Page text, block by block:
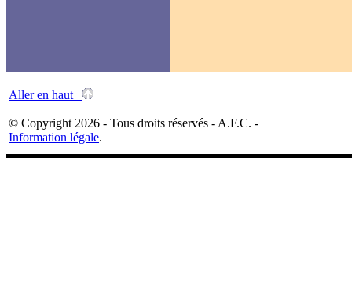
Aller en haut
© Copyright 2026 - Tous droits réservés - A.F.C. -
Information légale.